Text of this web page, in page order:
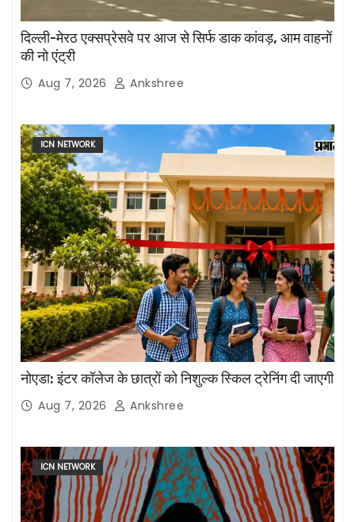
दिल्ली-मेरठ एक्सप्रेसवे पर आज से सिर्फ डाक कांवड़, आम वाहनों
की नो एंट्री
Aug 7, 2026 Ankshree
ICN NETWORK
नोएडा: इंटर कॉलेज के छात्रों को निशुल्क स्किल ट्रेनिंग दी जाएगी
Aug 7, 2026 Ankshree
ICN NETWORK